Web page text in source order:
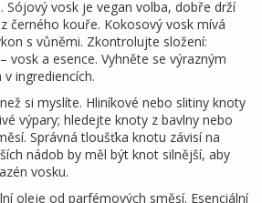
Sójový vosk je vegan volba, dobře drží
černého kouře. Kokosový vosk mívá
s vůněmi. Zkontrolujte složení:
vosk a esence. Vyhněte se výrazným
ingrediencích.
si myslíte. Hliníkové nebo slitiny knoty
výpary; hledejte knoty z bavlny nebo
Správná tloušťka knotu závisí na
nádob by měl být knot silnější, aby
vosku.
oleje od parfémových směsí. Esenciální